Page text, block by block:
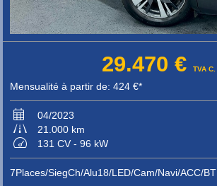
29.470 € TVA C.
Mensualité à partir de: 424 €*
04/2023
21.000 km
131 CV - 96 kW
7Places/SiegCh/Alu18/LED/Cam/Navi/ACC/BT